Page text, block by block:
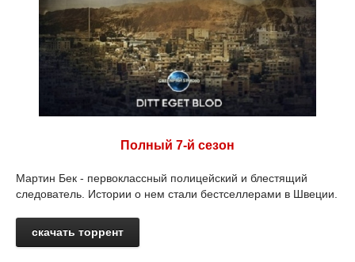
Полный 7-й сезон
Мартин Бек - первоклассный полицейский и блестящий
следователь. Истории о нем стали бестселлерами в Швеции.
скачать торрент